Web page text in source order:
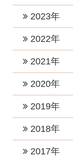
2026年5月 (1)
2026年4月 (1)
2026年3月 (1)
2026年2月 (1)
2025年9月 (1)
2025年8月 (1)
2025年6月 (2)
2025年5月 (1)
2025年2月 (2)
2025年1月 (2)
2024年12月 (2)
2024年10月 (1)
2024年9月 (2)
2024年8月 (1)
2024年6月 (3)
2024年4月 (2)
2024年3月 (2)
2023年
2023年12月 (1)
2023年8月 (2)
2023年7月 (2)
2023年5月 (1)
2023年4月 (2)
2022年
2022年12月 (1)
2022年10月 (1)
2022年8月 (1)
2022年7月 (4)
2022年6月 (1)
2021年
2021年11月 (4)
2021年8月 (2)
2021年7月 (1)
2021年6月 (4)
2020年
2020年12月 (2)
2020年10月 (2)
2020年8月 (3)
2019年
2019年12月 (2)
2018年
2018年12月 (2)
2017年